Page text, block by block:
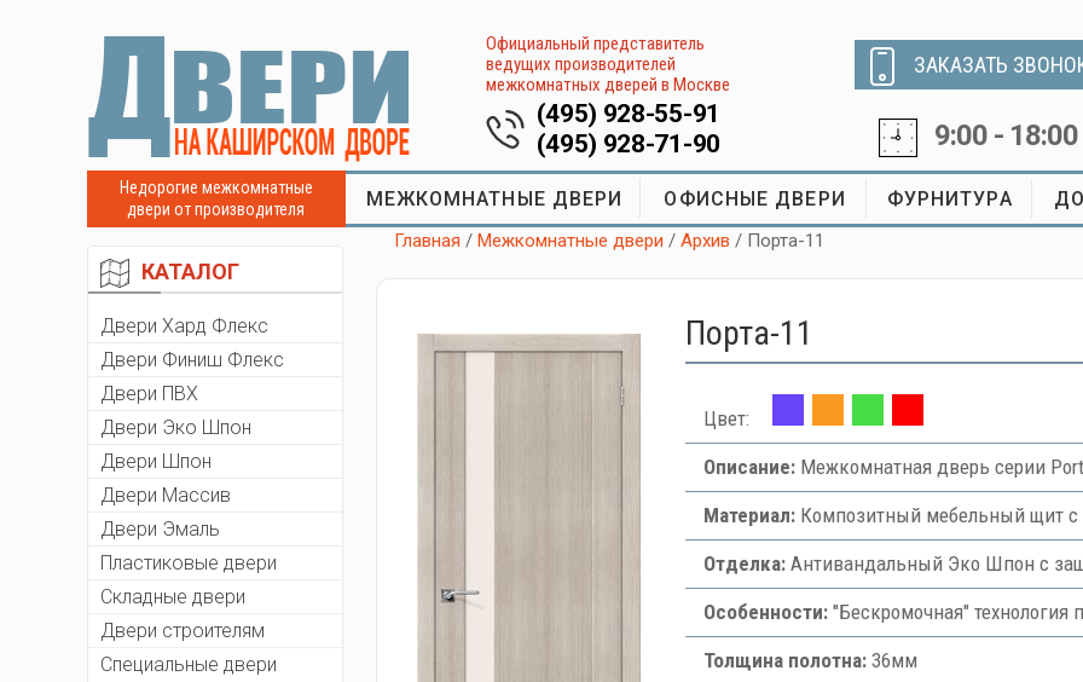
Официальный представитель
ведущих производителей
межкомнатных дверей в Москве
(495) 928-55-91
(495) 928-71-90
ЗАКАЗАТЬ
9:00 - 18:00
Недорогие межкомнатные
двери от производителя
МЕЖКОМНАТНЫЕ ДВЕРИ ОФИСНЫЕ ДВЕРИ ФУРНИТУРА
КАТАЛОГ
Двери Хард Флекс
Двери Финиш Флекс
Двери ПВХ
Двери Эко Шпон
Двери Шпон
Двери Массив
Двери Эмаль
Пластиковые двери
Складные двери
Двери строителям
Специальные двери
Главная /Межкомнатные двери /Архив / Порта-11
Порта-11
Цвет:
Описание:Межкомнатная дверь серии
Материал:Композитный мебельный щит с
Отделка:Антивандальный Эко Шпон с
Особенности:"Бескромочная" технология
Толщина полотна:36мм